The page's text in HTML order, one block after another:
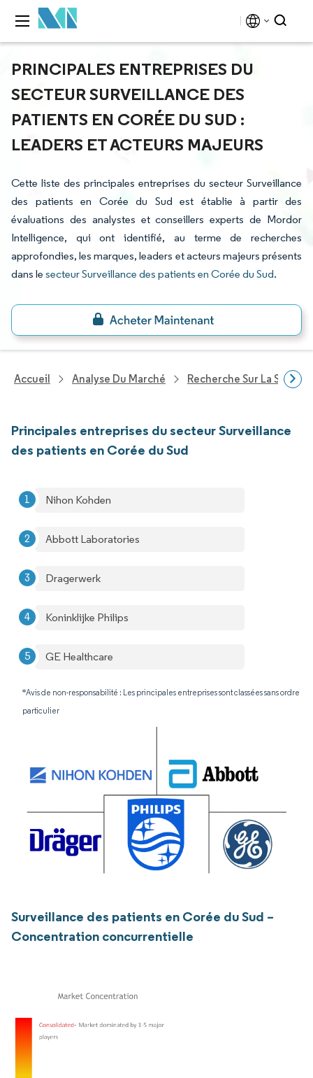
PRINCIPALES ENTREPRISES DU
SECTEUR SURVEILLANCE DES
PATIENTS EN CORÉE DU SUD :
LEADERS ET ACTEURS MAJEURS
Cette liste des principales entreprises du secteur Surveillance
des patients en Corée du Sud est établie à partir des
évaluations des analystes et conseillers experts de Mordor
Intelligence, qui ont identifié, au terme de recherches
approfondies, les marques, leaders et acteurs majeurs présents
dans le secteur Surveillance des patients en Corée du Sud.
Accueil Analyse Du Marché Recherche Sur La Santé
Principales entreprises du secteur Surveillance
des patients en Corée du Sud
Nihon Kohden
Abbott Laboratories
Dragerwerk
Koninklijke Philips
GE Healthcare
*Avis de non-responsabilité : Les principales entreprises sont classées sans ordre
particulier
Surveillance des patients en Corée du Sud –
Concentration concurrentielle